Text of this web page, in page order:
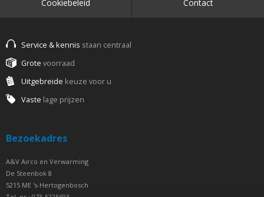
Cookiebeleid Contact
Service & kennis staan centraal
Grote voorraad
Uitgebreide keuze voor u
Vaste lage prijzen
Bezoekadres
A&V Airco en Verwarming
De Steenbok 8
5215 ME 's-Hertogenbosch